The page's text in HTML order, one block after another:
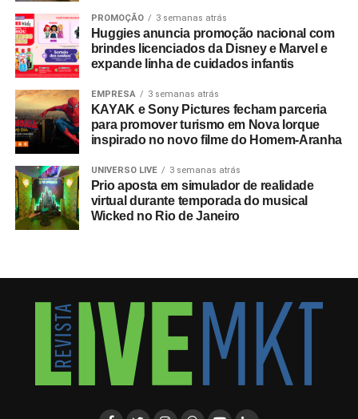
PROMOÇÃO 3 semanas atrás
Huggies anuncia promoção nacional com
brindes licenciados da Disney e Marvel e
expande linha de cuidados infantis
EMPRESA 3 semanas atrás
KAYAK e Sony Pictures fecham parceria
para promover turismo em Nova Iorque
inspirado no novo filme do Homem-Aranha
UNIVERSO LIVE 3 semanas atrás
Prio aposta em simulador de realidade
virtual durante temporada do musical
Wicked no Rio de Janeiro